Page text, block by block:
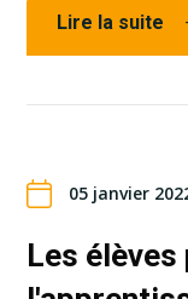
Lire la suite
05 janvier
Les